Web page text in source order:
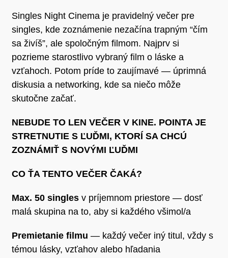
Singles Night Cinema je pravidelný večer pre
singles, kde zoznámenie nezačína trapným “čím
sa živíš”, ale spoločným filmom. Najprv si
pozrieme starostlivo vybraný film o láske a
vzťahoch. Potom príde to zaujímavé — úprimná
diskusia a networking, kde sa niečo môže
skutočne začať.
NEBUDE TO LEN VEČER V KINE. POINTA JE
STRETNUTIE S ĽUĎMI, KTORÍ SA CHCÚ
ZOZNÁMIŤ S NOVÝMI ĽUĎMI
CO ŤA TENTO VEČER ČAKÁ?
Max. 50 singles v príjemnom priestore — dosť
malá skupina na to, aby si každého všimol/a
Premietanie filmu — každý večer iný titul, vždy s
témou lásky, vzťahov alebo hľadania